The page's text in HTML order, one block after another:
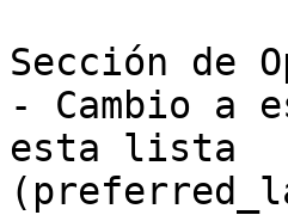
Sección de
- Cambio a
esta lista